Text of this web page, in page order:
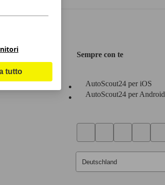
Sempre con te
AutoScout24 per iOS
AutoScout24 per Android
tutto